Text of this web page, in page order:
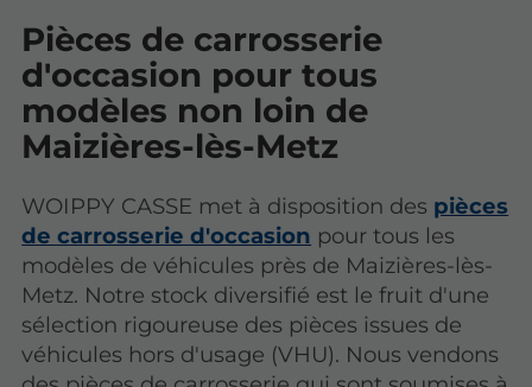
Pièces de carrosserie
d'occasion pour tous
modèles non loin de
Maizières-lès-Metz
WOIPPY CASSE met à disposition des pièces
de carrosserie d'occasion pour tous les
modèles de véhicules près de Maizières-lès-
Metz. Notre stock diversifié est le fruit d'une
sélection rigoureuse des pièces issues de
véhicules hors d'usage (VHU). Nous vendons